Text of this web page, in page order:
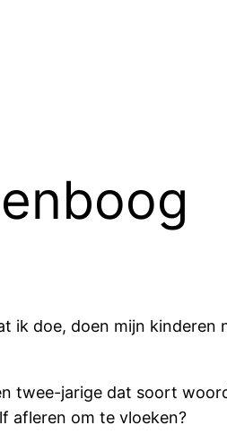
ik doe, doen mijn
twee-jarige dat soort
afleren om te vloeken?